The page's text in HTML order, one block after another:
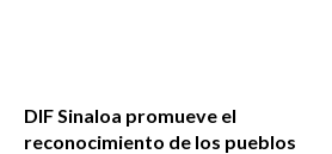
DIF Sinaloa promueve el
reconocimiento de los pueblos